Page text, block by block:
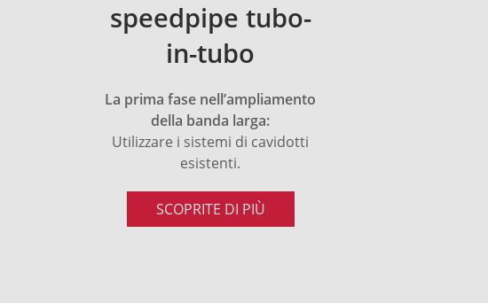
speedpipe tubo-
in-tubo
La prima fase nell’ampliamento
della banda larga:
Utilizzare i sistemi di cavidotti
esistenti.
SCOPRITE DI PIÙ